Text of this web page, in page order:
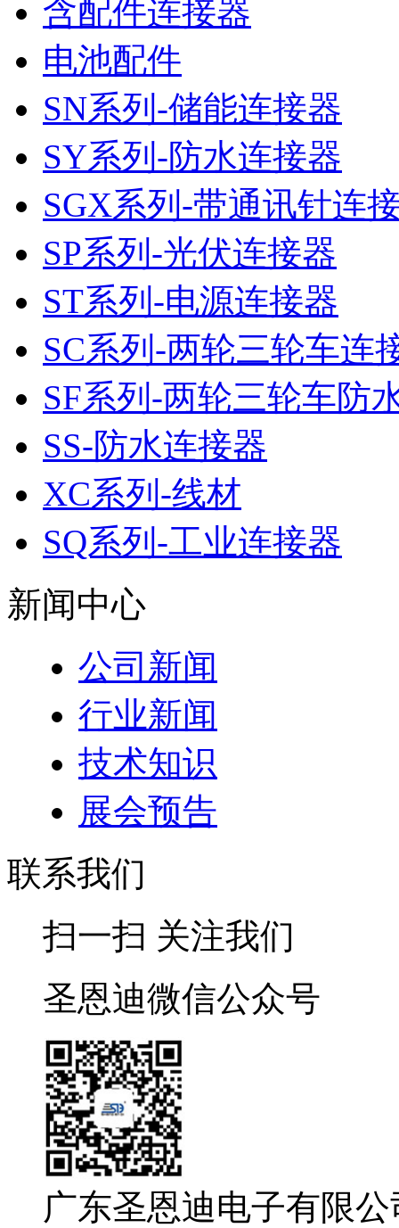
含配件连接器
电池配件
SN系列-储能连接器
SY系列-防水连接器
SGX系列-带通讯针连
SP系列-光伏连接器
ST系列-电源连接器
SC系列-两轮三轮车连
SF系列-两轮三轮车防
SS-防水连接器
XC系列-线材
SQ系列-工业连接器
新闻中心
公司新闻
行业新闻
技术知识
展会预告
联系我们
扫一扫 关注我们
圣恩迪微信公众号
广东圣恩迪电子有限公